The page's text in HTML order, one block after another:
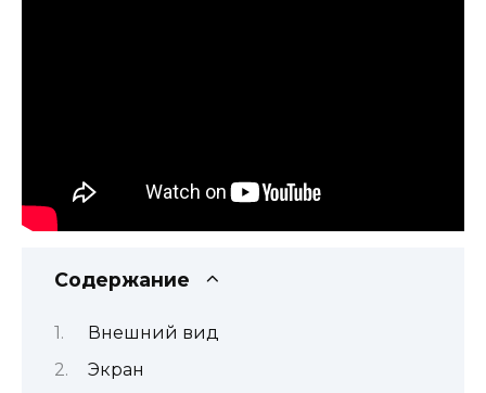
Содержание
Внешний вид
Экран